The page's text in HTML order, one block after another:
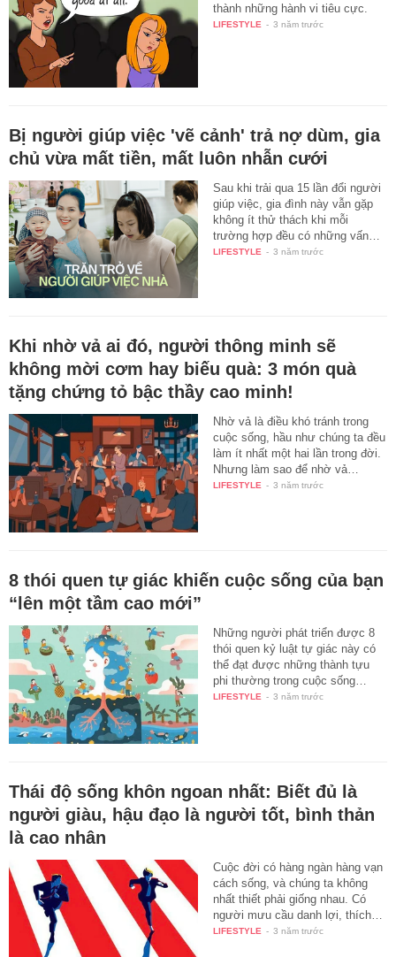
thành những hành vi tiêu cực.
LIFESTYLE - 3 năm trước
Bị người giúp việc 'vẽ cảnh' trả nợ dùm, gia
chủ vừa mất tiền, mất luôn nhẫn cưới
Sau khi trải qua 15 lần đổi người
giúp việc, gia đình này vẫn gặp
không ít thử thách khi mỗi
trường hợp đều có những vấn…
LIFESTYLE - 3 năm trước
Khi nhờ vả ai đó, người thông minh sẽ
không mời cơm hay biếu quà: 3 món quà
tặng chứng tỏ bậc thầy cao minh!
Nhờ vả là điều khó tránh trong
cuộc sống, hầu như chúng ta đều
làm ít nhất một hai lần trong đời.
Nhưng làm sao để nhờ vả…
LIFESTYLE - 3 năm trước
8 thói quen tự giác khiến cuộc sống của bạn
“lên một tầm cao mới”
Những người phát triển được 8
thói quen kỷ luật tự giác này có
thể đạt được những thành tựu
phi thường trong cuộc sống…
LIFESTYLE - 3 năm trước
Thái độ sống khôn ngoan nhất: Biết đủ là
người giàu, hậu đạo là người tốt, bình thản
là cao nhân
Cuộc đời có hàng ngàn hàng vạn
cách sống, và chúng ta không
nhất thiết phải giống nhau. Có
người mưu cầu danh lợi, thích…
LIFESTYLE - 3 năm trước